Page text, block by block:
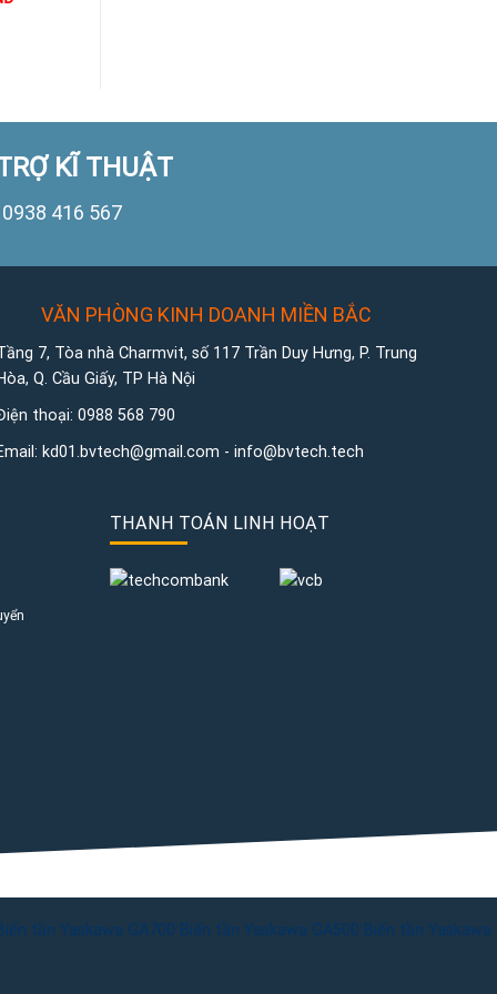
KĨ THUẬT
0938 416 567
VĂN PHÒNG KINH DOANH MIỀN BẮC
7, Tòa nhà Charmvit, số 117 Trần Duy Hưng, P. Trung
Q. Cầu Giấy, TP Hà Nội
thoại: 0988 568 790
kd01.bvtech@gmail.com - info@bvtech.tech
THANH TOÁN LINH HOẠT
tần Yaskawa GA700 Biến tần Yaskawa GA500 Biến tần Yaskawa